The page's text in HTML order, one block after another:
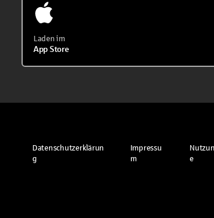
Laden im
App Store
Datenschutzerklärun
g
Impressu
m
e